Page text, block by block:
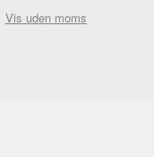
Vis uden moms